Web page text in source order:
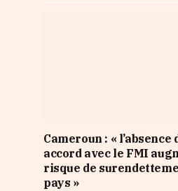
Cameroun : « l’absence
accord avec le FMI
risque de
pays »